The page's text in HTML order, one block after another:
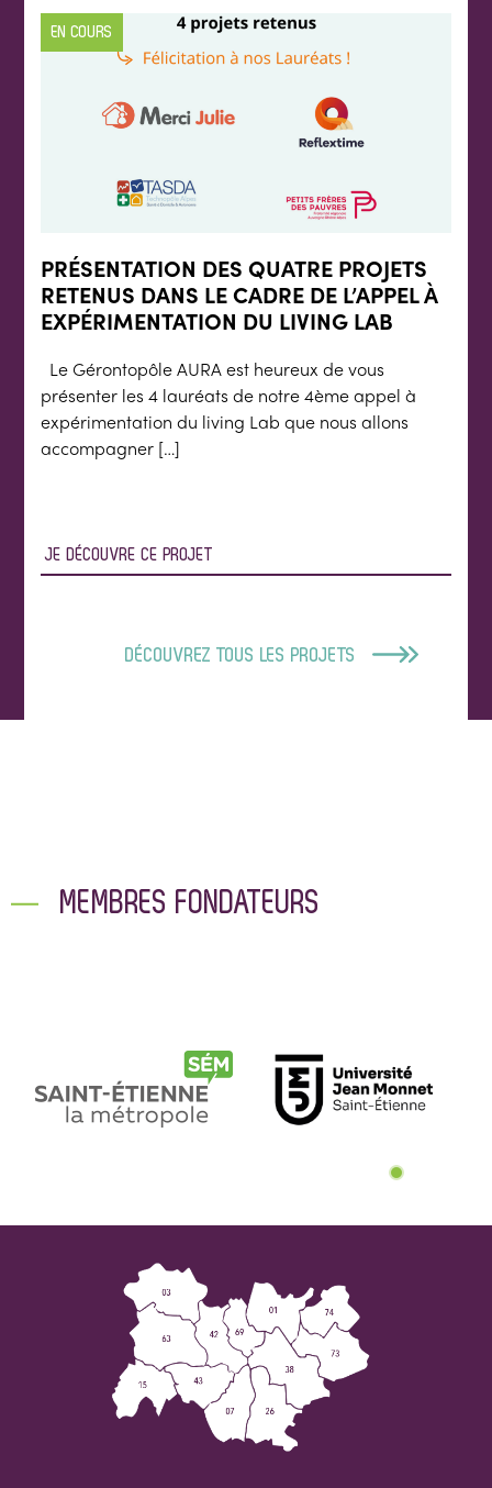
EN COURS
PRÉSENTATION DES QUATRE PROJETS
RETENUS DANS LE CADRE DE L’APPEL À
EXPÉRIMENTATION DU LIVING LAB
Le Gérontopôle AURA est heureux de vous
présenter les 4 lauréats de notre 4ème appel à
expérimentation du living Lab que nous allons
accompagner […]
JE DÉCOUVRE CE PROJET
DÉCOUVREZ TOUS LES PROJETS
MEMBRES FONDATEURS